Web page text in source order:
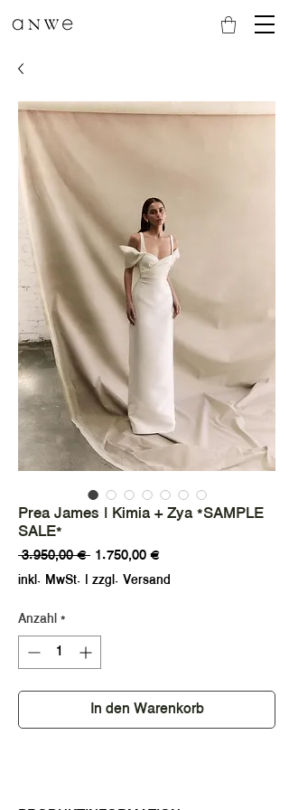
Prea James | Kimia + Zya *SAMPLE
SALE*
3.950,00 € Standardpreis
1.750,00 €Sale-
Preis
inkl. MwSt. | zzgl. Versand
Anzahl*
In den Warenkorb